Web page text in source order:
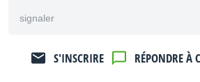
signaler
RÉPONDRE À
S'INSCRIRE